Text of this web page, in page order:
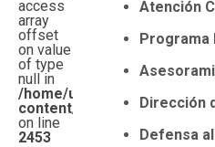
access
array
offset
on value
of type
null in
/home/u542261482/
content/themes/topnews/
on line
2453
Atención
Programa
Dirección
Defensa